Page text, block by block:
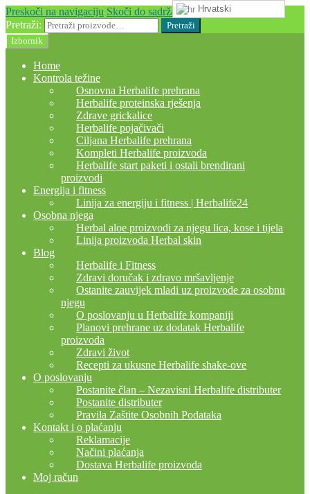
Preskoči na navigaciju Skoči do sadržaja
Pretraži:
Pretraži
Izbornik
Home
Kontrola težine
Osnovna Herbalife prehrana
Herbalife proteinska rješenja
Zdrave grickalice
Herbalife pojačivači
Ciljana Herbalife prehrana
Kompleti Herbalife proizvoda
Herbalife start paketi i ostali brendirani
proizvodi
Energija i fitness
Linija za energiju i fitness | Herbalife24
Osobna njega
Herbal aloe proizvodi za njegu lica, kose i tijela
Linija proizvoda Herbal skin
Blog
Herbalife i Fitness
Zdravi doručak i zdravo mršavljenje
Ostanite zauvijek mladi uz proizvode za osobnu
njegu
O poslovanju u Herbalife kompaniji
Planovi prehrane uz dodatak Herbalife
proizvoda
Zdravi život
Recepti za ukusne Herbalife shake-ove
O poslovanju
Postanite član – Nezavisni Herbalife distributer
Postanite distributer
Pravila Zaštite Osobnih Podataka
Kontakt i o plaćanju
Reklamacije
Načini plaćanja
Dostava Herbalife proizvoda
Moj račun
Hrvatski